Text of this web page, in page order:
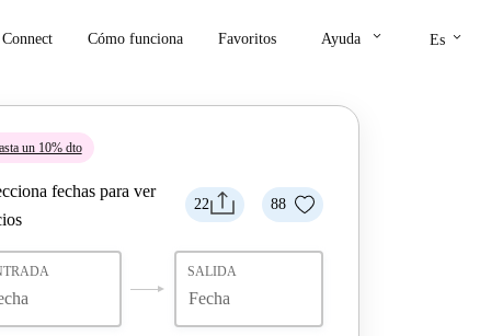
Connect Cómo funciona Favoritos Ayuda keyboard_arrow_down Es keyboard_arrow_down
un 10% dto
22 88
fechas para ver
SALIDA